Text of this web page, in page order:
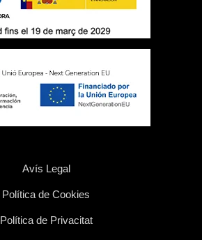
Avís Legal
Política de Cookies
Política de Privacitat